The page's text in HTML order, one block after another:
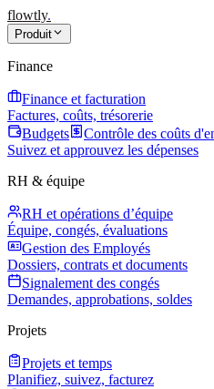
flowtly.
Produit
Finance
Finance et facturation
Factures, coûts, trésorerie
Budgets
Contrôle des coûts
Suivez et approuvez les dépenses
RH & équipe
RH et opérations d’équipe
Équipe, congés, évaluations
Gestion des Employés
Dossiers, contrats et documents
Signalement des congés
Demandes, approbations, soldes
Projets
Projets et temps
Planifiez, suivez, facturez